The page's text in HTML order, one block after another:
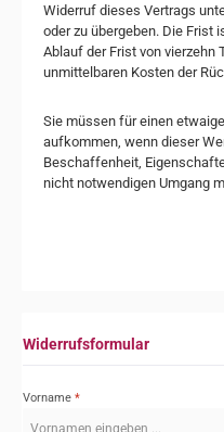
Widerruf dieses Vertrags
oder zu übergeben. Die Frist
Ablauf der Frist von vierzehn
unmittelbaren Kosten der
Sie müssen für einen
aufkommen, wenn dieser
Beschaffenheit,
nicht notwendigen Umgang
Widerrufsformular
Vorname *